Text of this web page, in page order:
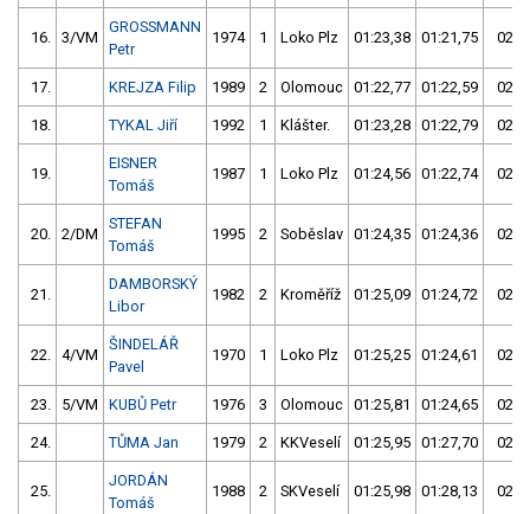
16. 3/VM
GROSSMANN
Petr
1974 1 Loko Plz 01:23,38 01:21,75
17. KREJZA Filip 1989 2 Olomouc 01:22,77 01:22,59
18. TYKAL Jiří 1992 1 Klášter. 01:23,28 01:22,79
19.
EISNER
Tomáš
1987 1 Loko Plz 01:24,56 01:22,74
20. 2/DM
STEFAN
Tomáš
1995 2 Soběslav 01:24,35 01:24,36
21.
DAMBORSKÝ
Libor
1982 2 Kroměříž 01:25,09 01:24,72
22. 4/VM
ŠINDELÁŘ
Pavel
1970 1 Loko Plz 01:25,25 01:24,61
23. 5/VM KUBŮ Petr 1976 3 Olomouc 01:25,81 01:24,65
24. TŮMA Jan 1979 2 KKVeselí 01:25,95 01:27,70
25.
JORDÁN
Tomáš
1988 2 SKVeselí 01:25,98 01:28,13